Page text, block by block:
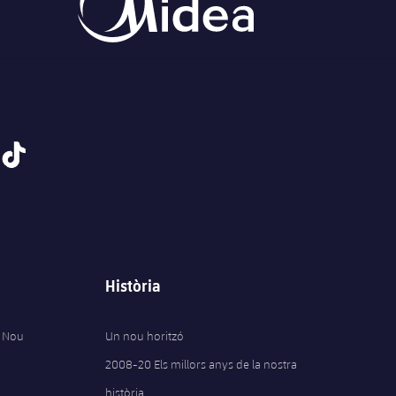
tiktok
Història
Un nou horitzó
2008-20 Els millors anys de la nostra
història